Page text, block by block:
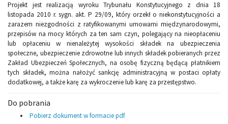
Projekt jest realizacją wyroku Trybunału Konstytucyjnego z dnia 18
listopada 2010 r. sygn. akt. P 29/09, który orzekł o niekonstytucyjności a
zarazem niezgodności z ratyfikowanymi umowami międzynarodowymi,
przepisów na mocy których za ten sam czyn, polegający na nieopłaceniu
lub opłaceniu w nienależytej wysokości składek na ubezpieczenia
społeczne, ubezpieczenie zdrowotne lub innych składek pobieranych przez
Zakład Ubezpieczeń Społecznych, na osobę fizyczną będącą płatnikiem
tych składek, można nałożyć sankcję administracyjną w postaci opłaty
dodatkowej, a także karę za wykroczenie lub karę za przestępstwo.
Do pobrania
Pobierz dokument w formacie pdf